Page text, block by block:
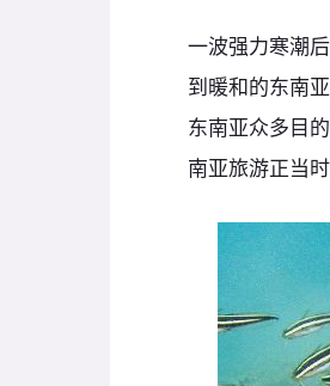
一波强力寒潮
到暖和的东南
东南亚众多目
南亚旅游正当时